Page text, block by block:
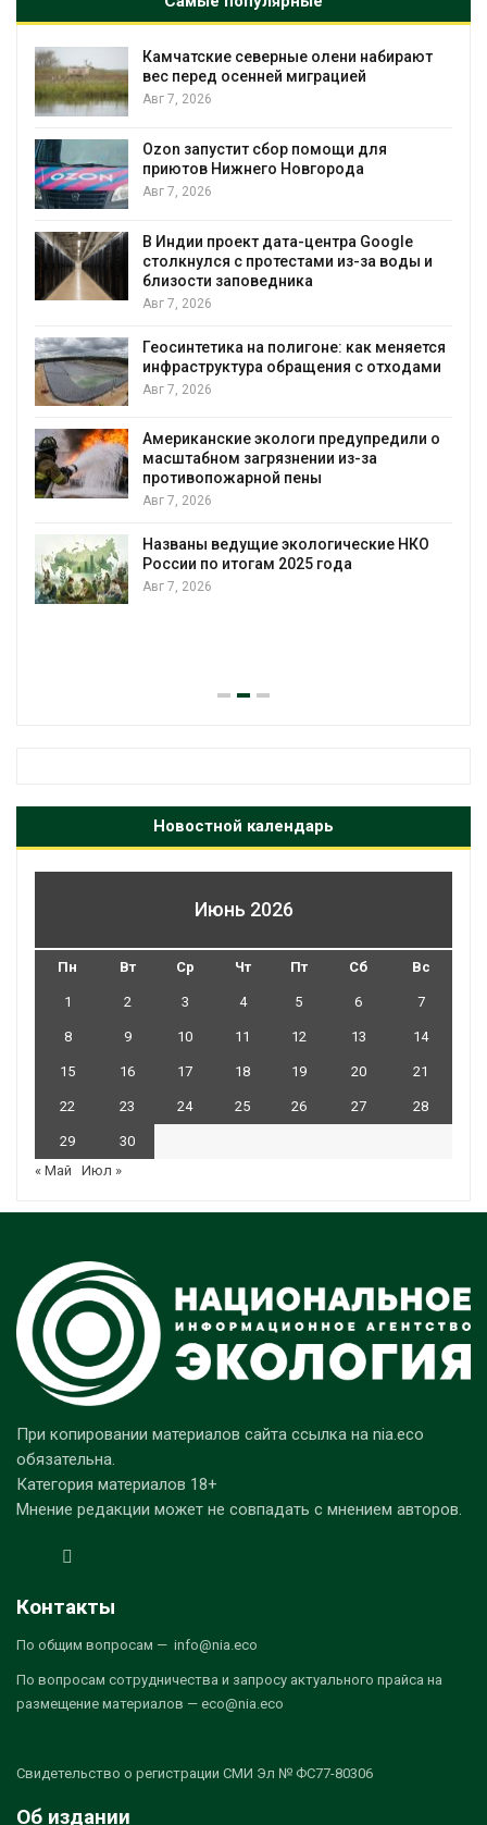
Камчатские северные олени набирают
вес перед осенней миграцией
Авг 7, 2026
Ozon запустит сбор помощи для
приютов Нижнего Новгорода
Авг 7, 2026
В Индии проект дата-центра Google
столкнулся с протестами из-за воды и
близости заповедника
Авг 7, 2026
Геосинтетика на полигоне: как меняется
инфраструктура обращения с отходами
Авг 7, 2026
Американские экологи предупредили о
масштабном загрязнении из-за
противопожарной пены
Авг 7, 2026
Названы ведущие экологические НКО
России по итогам 2025 года
Авг 7, 2026
Авг 7, 2026
Новостной календарь
Июнь 2026
Пн Вт Ср Чт Пт Сб Вс
1 2 3 4 5 6 7
8 9 10 11 12 13 14
15 16 17 18 19 20 21
22 23 24 25 26 27 28
29
30
« Май
Июл »
При копировании материалов сайта ссылка на nia.eco
обязательна.
Категория материалов 18+
Мнение редакции может не совпадать с мнением авторов.
Контакты
По общим вопросам — info@nia.eco
По вопросам сотрудничества и запросу актуального прайса на
размещение материалов — eco@nia.eco
Свидетельство о регистрации СМИ Эл № ФС77-80306
Об издании